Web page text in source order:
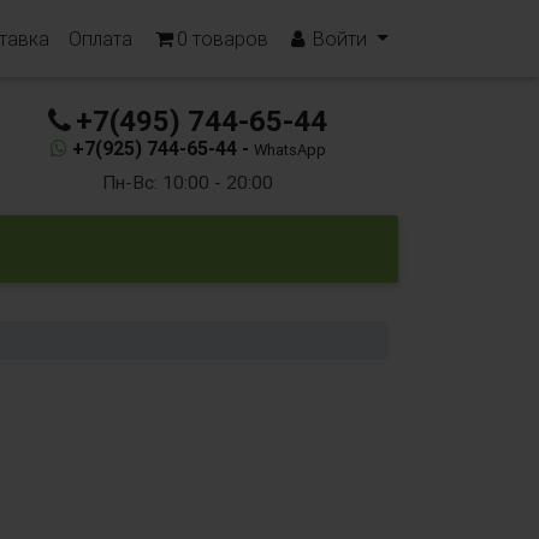
Оплата 0 товаров Войти
+7(495) 744-65-44
+7(925) 744-65-44 - WhatsApp
Пн-Вс: 10:00 - 20:00